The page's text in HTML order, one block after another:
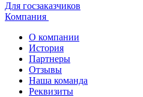
Для госзаказчиков
Компания
О компании
История
Партнеры
Отзывы
Наша команда
Реквизиты